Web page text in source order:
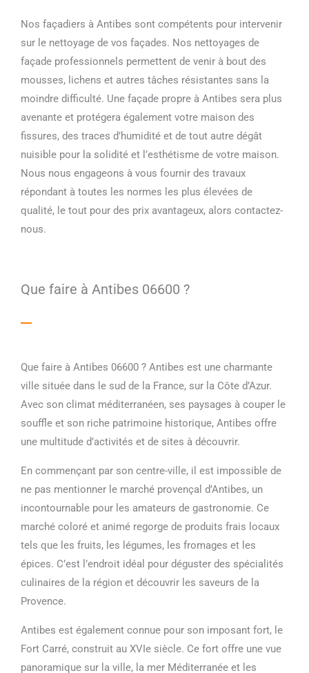
Nos façadiers à Antibes sont compétents pour intervenir
sur le nettoyage de vos façades. Nos nettoyages de
façade professionnels permettent de venir à bout des
mousses, lichens et autres tâches résistantes sans la
moindre difficulté. Une façade propre à Antibes sera plus
avenante et protégera également votre maison des
fissures, des traces d’humidité et de tout autre dégât
nuisible pour la solidité et l’esthétisme de votre maison.
Nous nous engageons à vous fournir des travaux
répondant à toutes les normes les plus élevées de
qualité, le tout pour des prix avantageux, alors contactez-
nous.
Que faire à Antibes 06600 ?
Que faire à Antibes 06600 ? Antibes est une charmante
ville située dans le sud de la France, sur la Côte d’Azur.
Avec son climat méditerranéen, ses paysages à couper le
souffle et son riche patrimoine historique, Antibes offre
une multitude d’activités et de sites à découvrir.
En commençant par son centre-ville, il est impossible de
ne pas mentionner le marché provençal d’Antibes, un
incontournable pour les amateurs de gastronomie. Ce
marché coloré et animé regorge de produits frais locaux
tels que les fruits, les légumes, les fromages et les
épices. C’est l’endroit idéal pour déguster des spécialités
culinaires de la région et découvrir les saveurs de la
Provence.
Antibes est également connue pour son imposant fort, le
Fort Carré, construit au XVIe siècle. Ce fort offre une vue
panoramique sur la ville, la mer Méditerranée et les